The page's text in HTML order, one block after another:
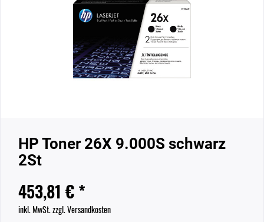
HP Toner 26X 9.000S schwarz
2St
453,81 € *
inkl. MwSt.zzgl. Versandkosten